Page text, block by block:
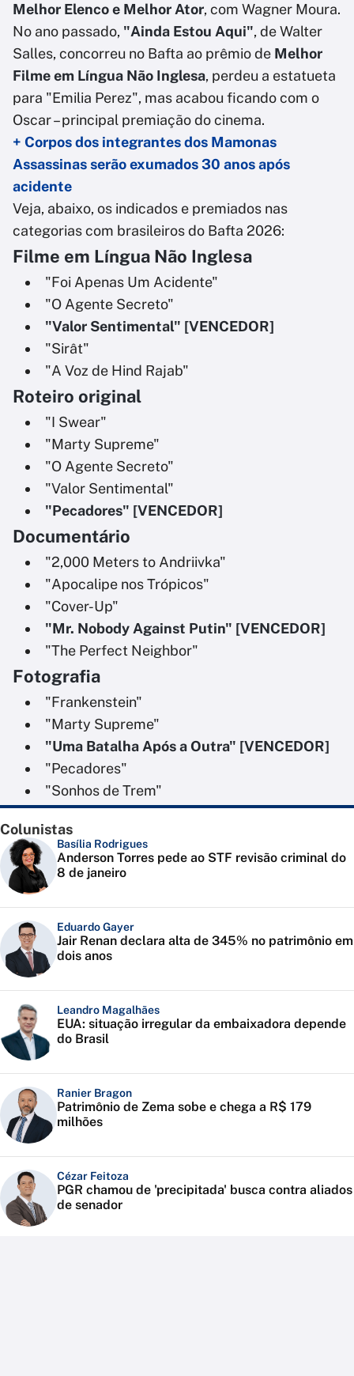
Melhor Elenco e Melhor Ator, com Wagner Moura.
No ano passado, "Ainda Estou Aqui", de Walter
Salles, concorreu no Bafta ao prêmio de Melhor
Filme em Língua Não Inglesa, perdeu a estatueta
para "Emilia Perez", mas acabou ficando com o
Oscar – principal premiação do cinema.
+ Corpos dos integrantes dos Mamonas
Assassinas serão exumados 30 anos após
acidente
Veja, abaixo, os indicados e premiados nas
categorias com brasileiros do Bafta 2026:
Filme em Língua Não Inglesa
"Foi Apenas Um Acidente"
"O Agente Secreto"
"Valor Sentimental" [VENCEDOR]
"Sirât"
"A Voz de Hind Rajab"
Roteiro original
"I Swear"
"Marty Supreme"
"O Agente Secreto"
"Valor Sentimental"
"Pecadores" [VENCEDOR]
Documentário
"2,000 Meters to Andriivka"
"Apocalipe nos Trópicos"
"Cover-Up"
"Mr. Nobody Against Putin" [VENCEDOR]
"The Perfect Neighbor"
Fotografia
"Frankenstein"
"Marty Supreme"
"Uma Batalha Após a Outra" [VENCEDOR]
"Pecadores"
"Sonhos de Trem"
Colunistas
Basília Rodrigues
Anderson Torres pede ao STF revisão criminal do
8 de janeiro
Eduardo Gayer
Jair Renan declara alta de 345% no patrimônio em
dois anos
Leandro Magalhães
EUA: situação irregular da embaixadora depende
do Brasil
Ranier Bragon
Patrimônio de Zema sobe e chega a R$ 179
milhões
Cézar Feitoza
PGR chamou de 'precipitada' busca contra aliados
de senador